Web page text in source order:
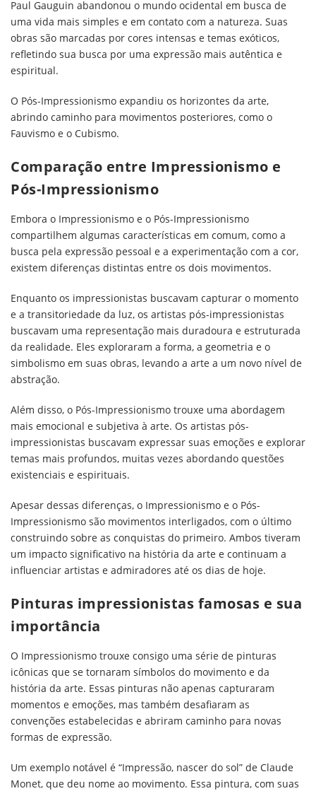
Paul Gauguin abandonou o mundo ocidental em busca de
uma vida mais simples e em contato com a natureza. Suas
obras são marcadas por cores intensas e temas exóticos,
refletindo sua busca por uma expressão mais autêntica e
espiritual.
O Pós-Impressionismo expandiu os horizontes da arte,
abrindo caminho para movimentos posteriores, como o
Fauvismo e o Cubismo.
Comparação entre Impressionismo e
Pós-Impressionismo
Embora o Impressionismo e o Pós-Impressionismo
compartilhem algumas características em comum, como a
busca pela expressão pessoal e a experimentação com a cor,
existem diferenças distintas entre os dois movimentos.
Enquanto os impressionistas buscavam capturar o momento
e a transitoriedade da luz, os artistas pós-impressionistas
buscavam uma representação mais duradoura e estruturada
da realidade. Eles exploraram a forma, a geometria e o
simbolismo em suas obras, levando a arte a um novo nível de
abstração.
Além disso, o Pós-Impressionismo trouxe uma abordagem
mais emocional e subjetiva à arte. Os artistas pós-
impressionistas buscavam expressar suas emoções e explorar
temas mais profundos, muitas vezes abordando questões
existenciais e espirituais.
Apesar dessas diferenças, o Impressionismo e o Pós-
Impressionismo são movimentos interligados, com o último
construindo sobre as conquistas do primeiro. Ambos tiveram
um impacto significativo na história da arte e continuam a
influenciar artistas e admiradores até os dias de hoje.
Pinturas impressionistas famosas e sua
importância
O Impressionismo trouxe consigo uma série de pinturas
icônicas que se tornaram símbolos do movimento e da
história da arte. Essas pinturas não apenas capturaram
momentos e emoções, mas também desafiaram as
convenções estabelecidas e abriram caminho para novas
formas de expressão.
Um exemplo notável é “Impressão, nascer do sol” de Claude
Monet, que deu nome ao movimento. Essa pintura, com suas